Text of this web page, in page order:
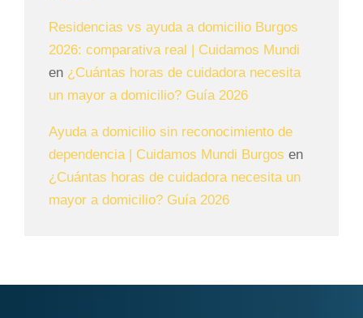
Residencias vs ayuda a domicilio Burgos
2026: comparativa real | Cuidamos Mundi
en ¿Cuántas horas de cuidadora necesita
un mayor a domicilio? Guía 2026
Ayuda a domicilio sin reconocimiento de
dependencia | Cuidamos Mundi Burgos en
¿Cuántas horas de cuidadora necesita un
mayor a domicilio? Guía 2026